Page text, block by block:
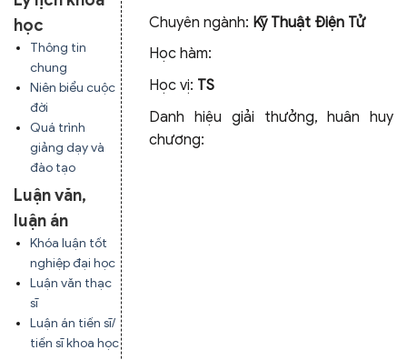
học
Thông tin
chung
Niên biểu cuộc
đời
Quá trình
giảng dạy và
đào tạo
Luận văn,
luận án
Khóa luận tốt
nghiệp đại học
Luận văn thạc
sĩ
Luận án tiến sĩ/
tiến sĩ khoa học
Chuyên ngành: Kỹ Thuật Điện Tử
Học hàm:
Học vị: TS
Danh hiệu giải thưởng, huân huy
chương: